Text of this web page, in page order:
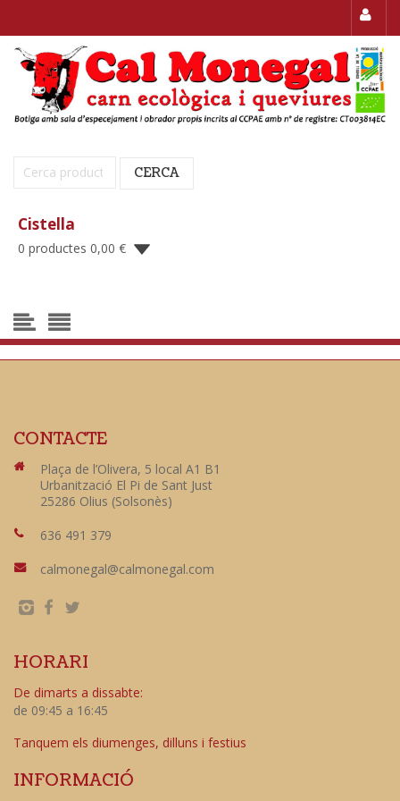
Cerca: CERCA
Cistella
0 productes 0,00 €
CONTACTE
Plaça de l’Olivera, 5 local A1 B1
Urbanització El Pi de Sant Just
25286 Olius (Solsonès)
636 491 379
calmonegal@calmonegal.com
HORARI
De dimarts a dissabte:
de 09:45 a 16:45
Tanquem els diumenges, dilluns i festius
INFORMACIÓ